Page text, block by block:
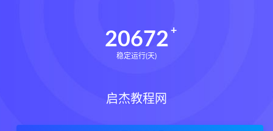
20672
稳定运行(天)
启杰教程网